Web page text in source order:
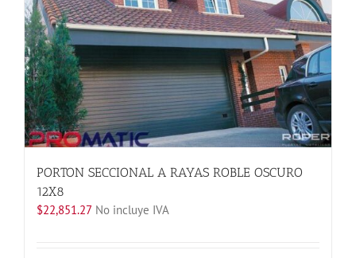
Las
opciones
se
elegir
en
la
página
de
producto
PORTON SECCIONAL A RAYAS ROBLE OSCURO
12X8
$22,851.27 No incluye IVA